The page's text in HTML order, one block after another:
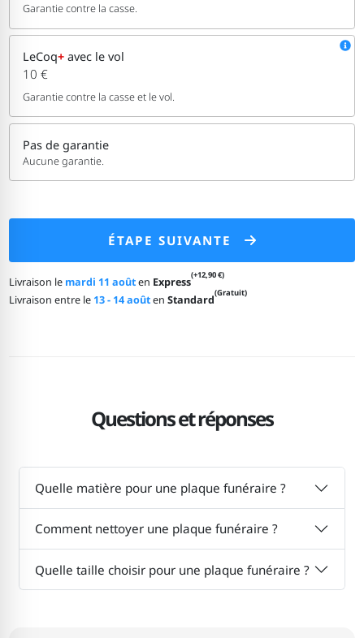
Garantie contre la casse.
LeCoq+avec le vol
10 €
Garantie contre la casse et le vol.
Pas de garantie
Aucune garantie.
ÉTAPE SUIVANTE
Livraison le mardi 11 aoûten Express(+12,90 €)
Livraison entre le 13 - 14 aoûtenStandard(Gratuit)
Questions et réponses
Quelle matière pour une plaque funéraire ?
Comment nettoyer une plaque funéraire ?
Quelle taille choisir pour une plaque funéraire ?